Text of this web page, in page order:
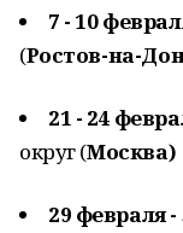
7 - 10
(Ростов-на-
21 - 24
округ (Москва)
29 февраля